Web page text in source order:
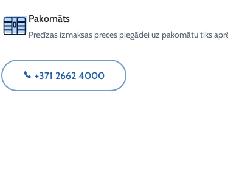
Pakomāts
Precīzas izmaksas preces piegādei uz pakomātu tiks
+371 2662 4000